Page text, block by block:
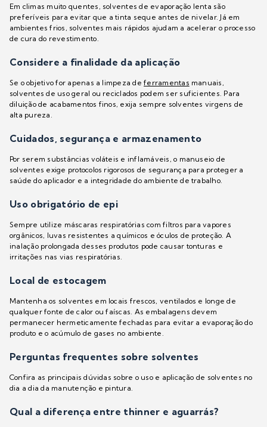
Em climas muito quentes, solventes de evaporação lenta são
preferíveis para evitar que a tinta seque antes de nivelar. Já em
ambientes frios, solventes mais rápidos ajudam a acelerar o processo
de cura do revestimento.
Considere a finalidade da aplicação
Se o objetivo for apenas a limpeza deferramentas manuais,
solventes de uso geral ou reciclados podem ser suficientes. Para
diluição de acabamentos finos, exija sempre solventes virgens de
alta pureza.
Cuidados, segurança e armazenamento
Por serem substâncias voláteis e inflamáveis, o manuseio de
solventes exige protocolos rigorosos de segurança para proteger a
saúde do aplicador e a integridade do ambiente de trabalho.
Uso obrigatório de epi
Sempre utilize máscaras respiratórias com filtros para vapores
orgânicos, luvas resistentes a químicos e óculos de proteção. A
inalação prolongada desses produtos pode causar tonturas e
irritações nas vias respiratórias.
Local de estocagem
Mantenha os solventes em locais frescos, ventilados e longe de
qualquer fonte de calor ou faíscas. As embalagens devem
permanecer hermeticamente fechadas para evitar a evaporação do
produto e o acúmulo de gases no ambiente.
Perguntas frequentes sobre solventes
Confira as principais dúvidas sobre o uso e aplicação de solventes no
dia a dia da manutenção e pintura.
Qual a diferença entre thinner e aguarrás?